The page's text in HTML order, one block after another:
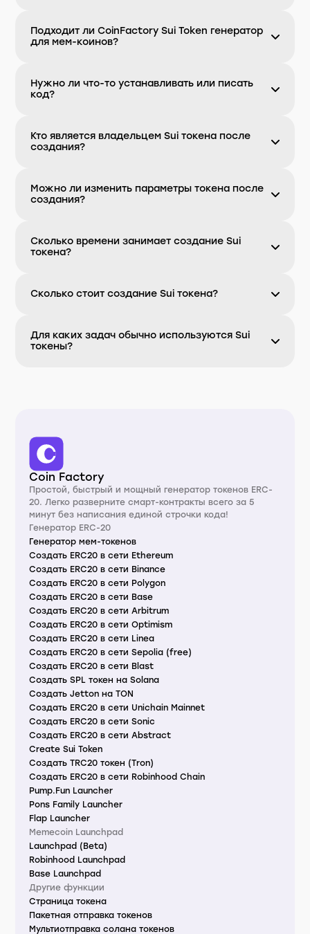
Подходит ли CoinFactory Sui Token генератор
для мем-коинов?
Нужно ли что-то устанавливать или писать
код?
Кто является владельцем Sui токена после
создания?
Можно ли изменить параметры токена после
создания?
Сколько времени занимает создание Sui
токена?
Сколько стоит создание Sui токена?
Для каких задач обычно используются Sui
токены?
Coin Factory
Простой, быстрый и мощный генератор токенов ERC-
20. Легко разверните смарт-контракты всего за 5
минут без написания единой строчки кода!
Генератор ERC-20
Генератор мем-токенов
Создать ERC20 в сети Ethereum
Создать ERC20 в сети Binance
Создать ERC20 в сети Polygon
Создать ERC20 в сети Base
Создать ERC20 в сети Arbitrum
Создать ERC20 в сети Optimism
Создать ERC20 в сети Linea
Создать ERC20 в сети Sepolia (free)
Создать ERC20 в сети Blast
Создать SPL токен на Solana
Создать Jetton на TON
Создать ERC20 в сети Unichain Mainnet
Создать ERC20 в сети Sonic
Создать ERC20 в сети Abstract
Create Sui Token
Создать TRC20 токен (Tron)
Создать ERC20 в сети Robinhood Chain
Pump.Fun Launcher
Pons Family Launcher
Flap Launcher
Memecoin Launchpad
Launchpad (Beta)
Robinhood Launchpad
Base Launchpad
Другие функции
Страница токена
Пакетная отправка токенов
Мультиотправка солана токенов